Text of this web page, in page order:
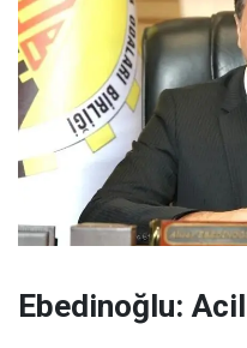
Ebedinoğlu: